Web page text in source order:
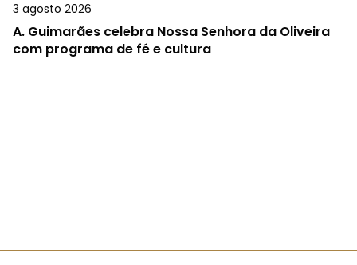
3 agosto 2026
A. Guimarães celebra Nossa Senhora da Oliveira
com programa de fé e cultura